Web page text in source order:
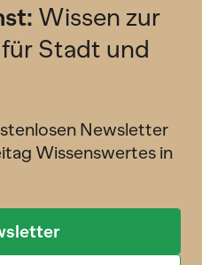
Wissen zur
Stadt und
Newsletter
Wissenswertes in